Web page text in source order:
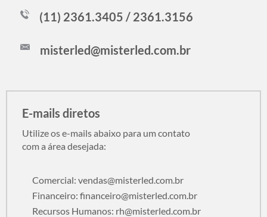
(11) 2361.3405 / 2361.3156
misterled@misterled.com.br
E-mails diretos
Utilize os e-mails abaixo para um contato
com a área desejada:
Comercial: vendas@misterled.com.br
Financeiro: financeiro@misterled.com.br
Recursos Humanos: rh@misterled.com.br